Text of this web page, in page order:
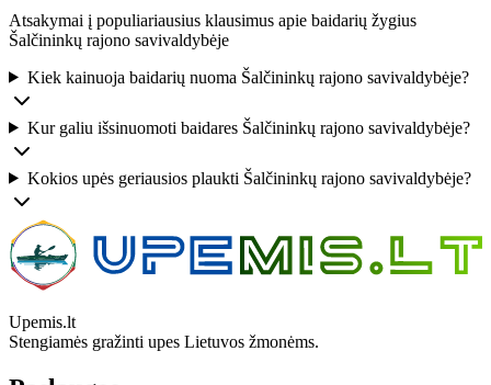
Atsakymai į populiariausius klausimus apie baidarių žygius
Šalčininkų rajono savivaldybėje
Kiek kainuoja baidarių nuoma Šalčininkų rajono savivaldybėje?
Kur galiu išsinuomoti baidares Šalčininkų rajono savivaldybėje?
Kokios upės geriausios plaukti Šalčininkų rajono savivaldybėje?
Upemis.lt
Stengiamės gražinti upes Lietuvos žmonėms.